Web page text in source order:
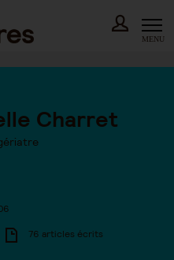
MENU
Charret
76 articles écrits